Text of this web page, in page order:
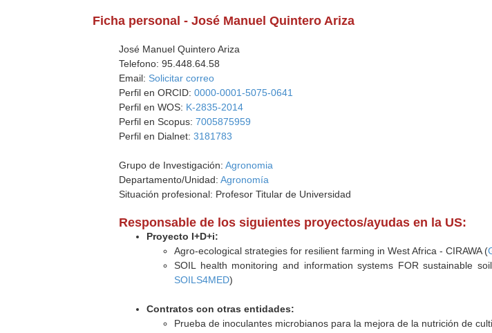
Ficha personal - José Manuel Quintero Ariza
José Manuel Quintero Ariza
Telefono: 95.448.64.58
Email: Solicitar correo
Perfil en ORCID:0000-0001-5075-0641
Perfil en WOS: K-2835-2014
Perfil en Scopus:7005875959
Perfil en Dialnet:3181783
Grupo de Investigación:Agronomia
Departamento/Unidad:Agronomía
Situación profesional: Profesor Titular de Universidad
Responsable de los siguientes proyectos/ayudas en la US:
Proyecto I+D+i:
Agro-ecological strategies for resilient farming in West Africa - CIRAWA (
SOIL health monitoring and information systems FOR sustainable
SOILS4MED)
Contratos con otras entidades:
Prueba de inoculantes microbianos para la mejora de la nutrición de